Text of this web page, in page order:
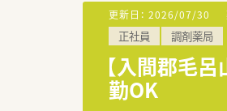
【法人特
■ 調剤薬
■ 働く
■ 産休
更新日： 2026/07/30
正社員 調剤薬局
【入間郡毛
勤OK